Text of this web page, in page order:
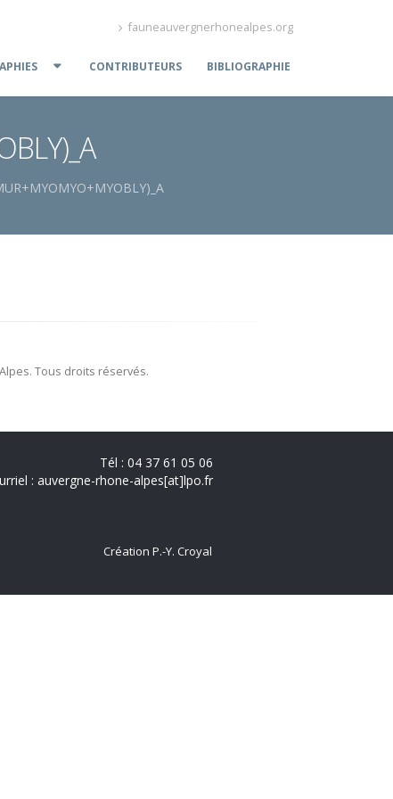
fauneauvergnerhonealpes.org
CONTRIBUTEURS BIBLIOGRAPHIE
Tous droits réservés.
Tél : 04 37 61 05 06
: auvergne-rhone-alpes[at]lpo.fr
Création P.-Y. Croyal